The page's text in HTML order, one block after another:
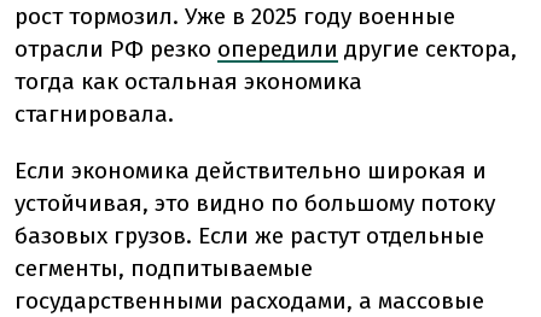
рост тормозил. Уже в 2025 году военные
отрасли РФ резко опередили другие сектора,
тогда как остальная экономика
стагнировала.
Если экономика действительно широкая и
устойчивая, это видно по большому потоку
базовых грузов. Если же растут отдельные
сегменты, подпитываемые
государственными расходами, а массовые